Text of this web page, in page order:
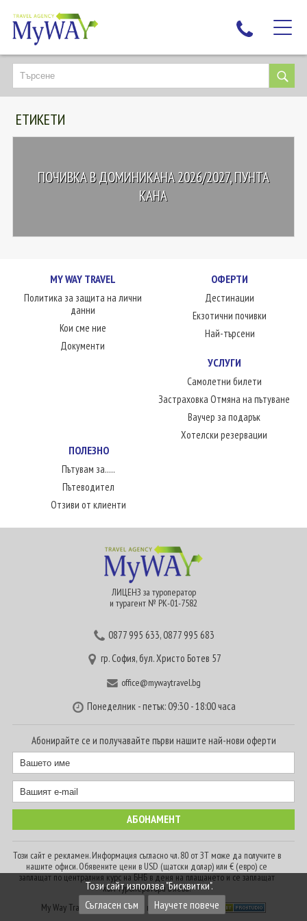
НАЙ-ТЪРСЕНИ
ДЕСТИНАЦИИ
ЕКЗОТИЧНИ ПОЧИВКИ
ЛЮБОПИТНО
КОНТАКТИ
ЕТИКЕТИ
ПОЧИВКА В ДОМИНИКАНА 2026/2027, ПУНТА
КАНА
MY WAY TRAVEL
Политика за защита на лични
данни
Кои сме ние
Документи
ОФЕРТИ
Дестинации
Екзотични почивки
Най-търсени
УСЛУГИ
Самолетни билети
Застраховка Отмяна на пътуване
Ваучер за подарък
Хотелски резервации
ПОЛЕЗНО
Пътувам за.....
Пътеводител
Отзиви от клиенти
ЛИЦЕНЗ за туроператор
и турагент № РК-01-7582
0877 995 633,0877 995 683
гр. София, бул. Христо Ботев 57
office@mywaytravel.bg
Понеделник - петък: 09:30 - 18:00 часа
Абонирайте се и получавайте първи нашите най-нови оферти
Този сайт е рекламен. Информация съгласно чл. 80 от ЗТ може да получите в
нашите офиси. Обявените цени в USD (щатски долар) или € (евро) се
заплащат по централния курс на БНБ в деня на плащането и се заплащат
към туроператора в лева.
My Way Travel © 2016. Всички права запазени
Този сайт използва "Бисквитки".
Съгласен съм
Научете повече